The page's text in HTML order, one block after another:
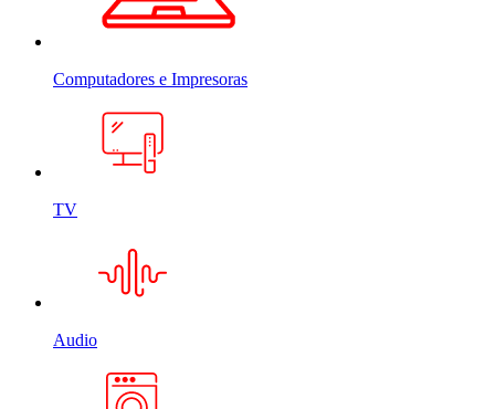
Computadores e Impresoras
TV
Audio